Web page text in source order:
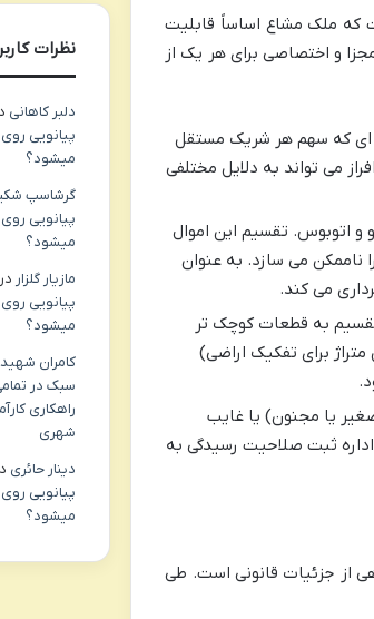
که ملک مشاع اساساً قابلیت
و اختصاصی برای هر یک از
ای که سهم هر شریک مستقل
می تواند به دلایل مختلفی
و اتوبوس. تقسیم این اموال
ناممکن می سازد. به عنوان
تقسیم به قطعات کوچک تر
برای تفکیک اراضی)
یا مجنون) یا غایب
اداره ثبت صلاحیت رسیدگی به
از جزئیات قانونی است. طی
نظرات
دلبر کاهانی
پیانویی
میشود؟
گرشاسپ
پیانویی
میشود؟
مازیار گلزار در
پیانویی
میشود؟
کامران
سبک در
راهکاری
شهری
دینار حائری
پیانویی
میشود؟